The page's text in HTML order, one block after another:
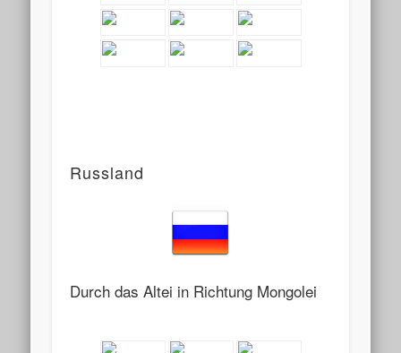
Russland
Durch das Altei in Richtung Mongolei